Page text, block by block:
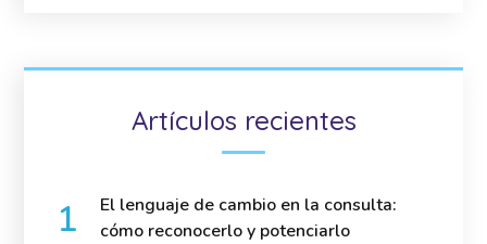
Artículos recientes
El lenguaje de cambio en la consulta:
cómo reconocerlo y potenciarlo